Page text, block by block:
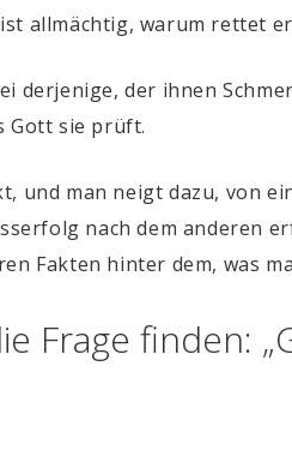
allmächtig, warum rettet
derjenige, der ihnen
Gott sie prüft.
und man neigt dazu, von
nach dem anderen
Fakten hinter dem, was
Frage finden: